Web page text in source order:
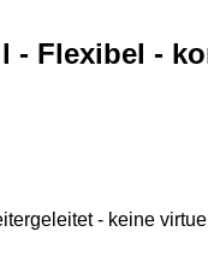
- Flexibel -
- keine